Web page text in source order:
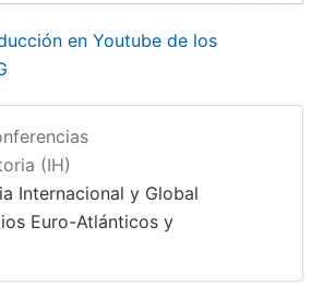
en Youtube de los
(IH)
Internacional y Global
Euro-Atlánticos y